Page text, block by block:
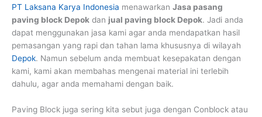
PT Laksana Karya Indonesia menawarkan Jasa pasang
paving block Depok dan jual paving block Depok. Jadi anda
dapat menggunakan jasa kami agar anda mendapatkan hasil
pemasangan yang rapi dan tahan lama khususnya di wilayah
Depok. Namun sebelum anda membuat kesepakatan dengan
kami, kami akan membahas mengenai material ini terlebih
dahulu, agar anda memahami dengan baik.
Paving Block juga sering kita sebut juga dengan Conblock atau